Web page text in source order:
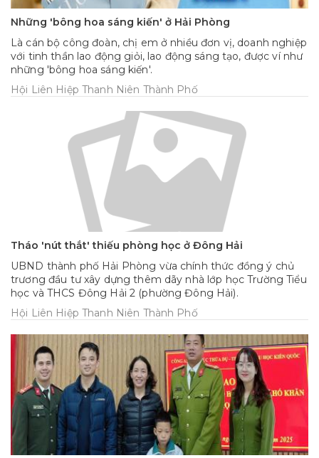
Những 'bông hoa sáng kiến' ở Hải Phòng
Là cán bộ công đoàn, chị em ở nhiều đơn vị, doanh nghiệp
với tinh thần lao động giỏi, lao động sáng tạo, được ví như
những 'bông hoa sáng kiến'.
Hội Liên Hiệp Thanh Niên Thành Phố
Tháo 'nút thắt' thiếu phòng học ở Đông Hải
UBND thành phố Hải Phòng vừa chính thức đồng ý chủ
trương đầu tư xây dựng thêm dãy nhà lớp học Trường Tiểu
học và THCS Đông Hải 2 (phường Đông Hải).
Hội Liên Hiệp Thanh Niên Thành Phố